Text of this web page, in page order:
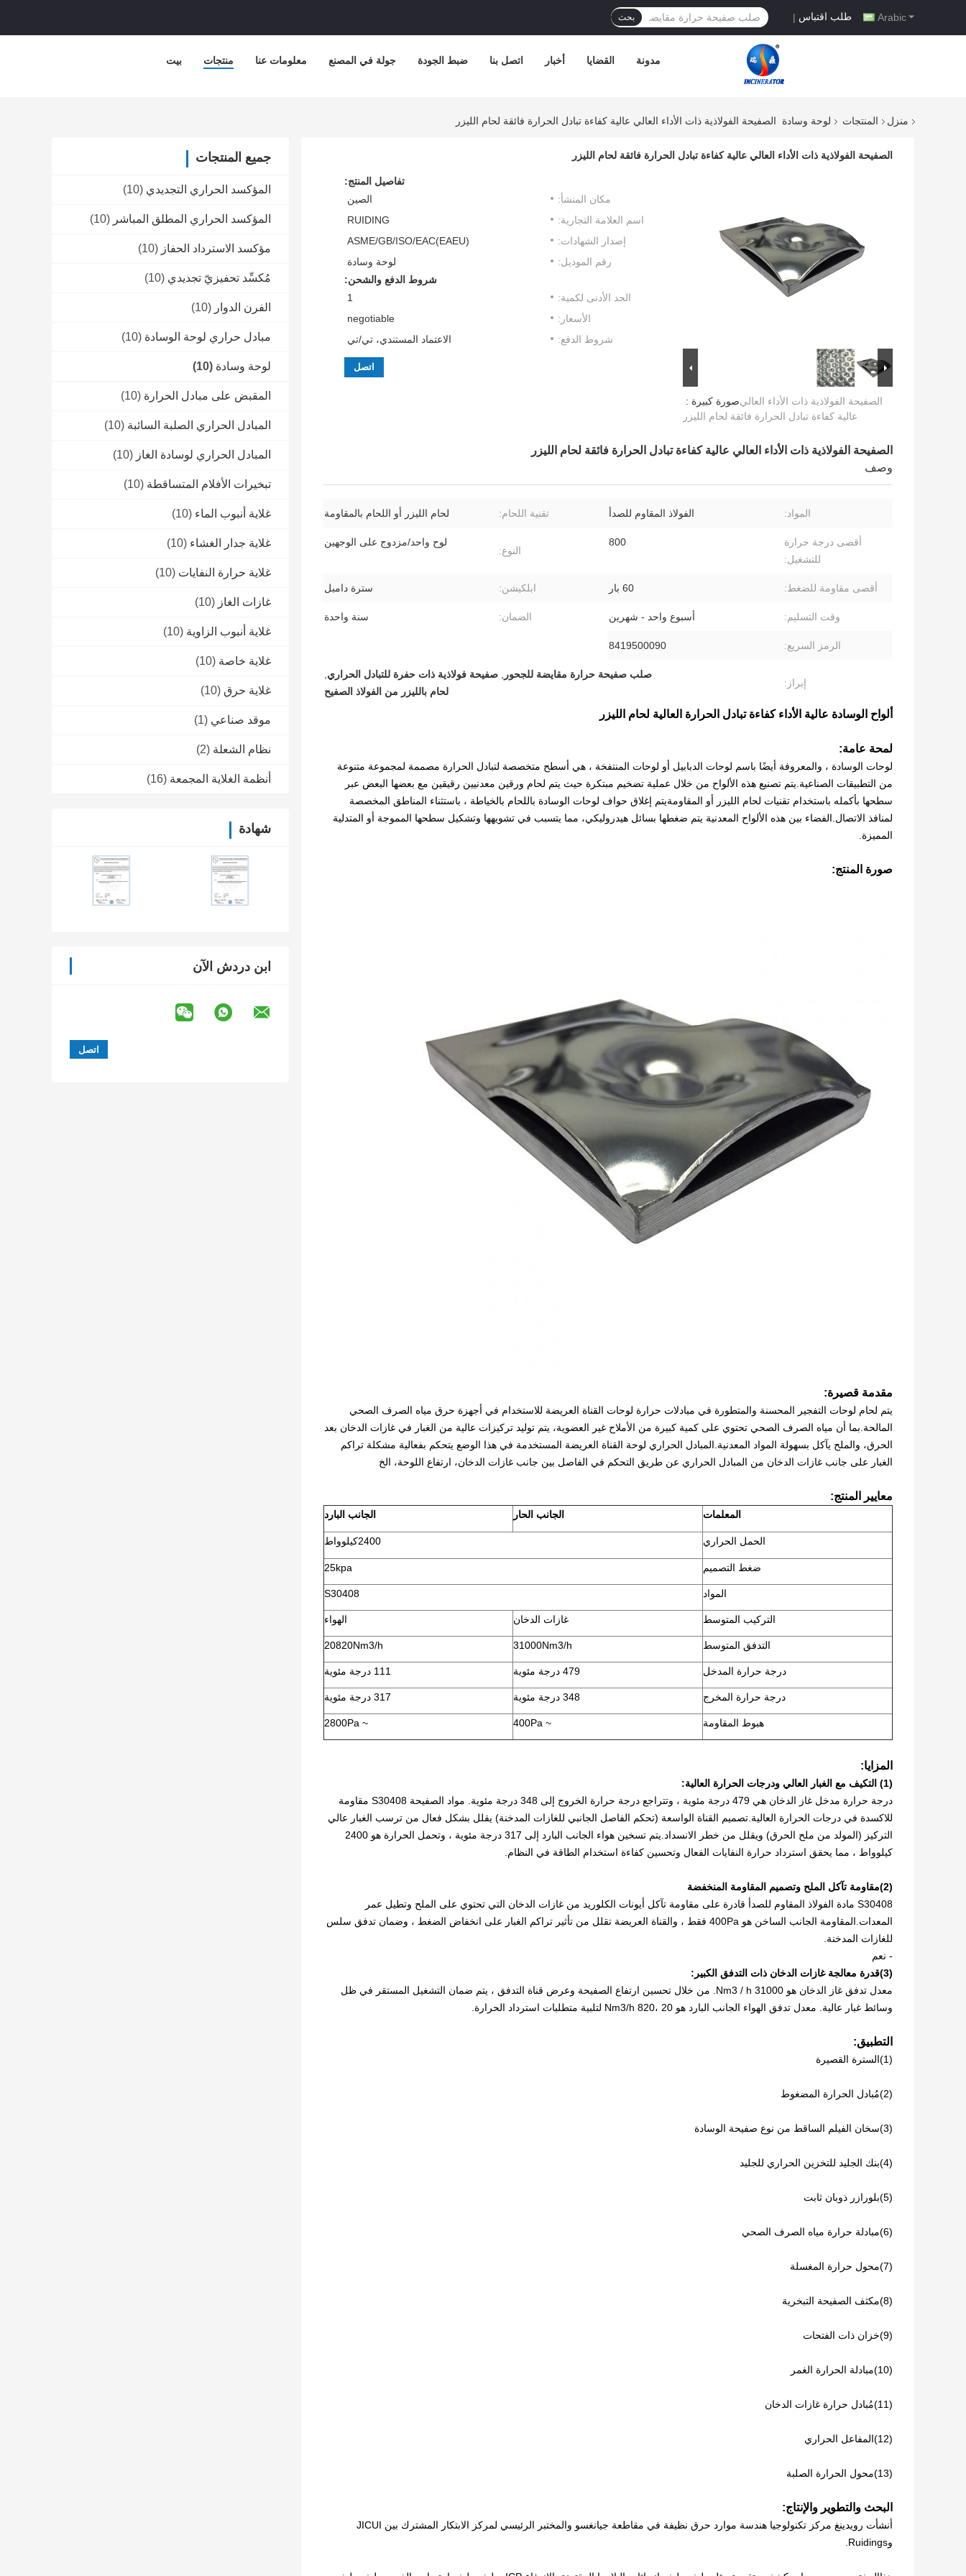
Arabic طلب اقتباس | بحث
بيت منتجات معلومات عنا جولة في المصنع ضبط الجودة اتصل بنا أخبار القضايا مدونة
منزل المنتجات لوحة وسادة الصفيحة الفولاذية ذات الأداء العالي عالية كفاءة تبادل الحرارة فائقة لحام الليزر
جميع المنتجات
المؤكسد الحراري التجديدي (10)
المؤكسد الحراري المطلق المباشر (10)
مؤكسد الاسترداد الحفاز (10)
مُكسِّد تحفيزيّ تجديدي (10)
الفرن الدوار (10)
مبادل حراري لوحة الوسادة (10)
لوحة وسادة (10)
المقبض على مبادل الحرارة (10)
المبادل الحراري الصلبة السائبة (10)
المبادل الحراري لوسادة الغاز (10)
تبخيرات الأفلام المتساقطة (10)
غلاية أنبوب الماء (10)
غلاية جدار الغشاء (10)
غلاية حرارة النفايات (10)
غازات الغاز (10)
غلاية أنبوب الزاوية (10)
غلاية خاصة (10)
غلاية حرق (10)
موقد صناعي (1)
نظام الشعلة (2)
أنظمة الغلاية المجمعة (16)
شهادة
ابن دردش الآن
الصفيحة الفولاذية ذات الأداء العالي عالية كفاءة تبادل الحرارة فائقة لحام الليزر
صورة كبيرة :الصفيحة الفولاذية ذات الأداء العالي
عالية كفاءة تبادل الحرارة فائقة لحام الليزر
تفاصيل المنتج:
مكان المنشأ:
الصين
اسم العلامة التجارية:
RUIDING
إصدار الشهادات:
ASME/GB/ISO/EAC(EAEU)
رقم الموديل:
لوحة وسادة
شروط الدفع والشحن:
الحد الأدنى لكمية:
1
الأسعار:
negotiable
شروط الدفع:
الاعتماد المستندي، تي/تي
اتصل
الصفيحة الفولاذية ذات الأداء العالي عالية كفاءة تبادل الحرارة فائقة لحام الليزر
وصف
المواد: الفولاذ المقاوم للصدأ تقنية اللحام: لحام الليزر أو اللحام بالمقاومة
أقصى درجة حرارة
للتشغيل:
800
النوع:
لوح واحد/مزدوج على الوجهين
أقصى مقاومة للضغط: 60 بار ابلكيشن: سترة دامبل
وقت التسليم: أسبوع واحد - شهرين الضمان: سنة واحدة
الرمز السريع: 8419500090
إبراز:
صلب صفيحة حرارة مقايضة للجحور , صفيحة فولاذية ذات حفرة للتبادل الحراري,
لحام بالليزر من الفولاذ الصفيح
ألواح الوسادة عالية الأداء كفاءة تبادل الحرارة العالية لحام الليزر
لمحة عامة:
لوحات الوسادة ، والمعروفة أيضًا باسم لوحات الدبابيل أو لوحات المنتفخة ، هي أسطح متخصصة لتبادل الحرارة مصممة لمجموعة متنوعة
من التطبيقات الصناعية.يتم تصنيع هذه الألواح من خلال عملية تضخيم مبتكرة حيث يتم لحام ورقين معدنيين رقيقين مع بعضها البعض عبر
سطحها بأكمله باستخدام تقنيات لحام الليزر أو المقاومةيتم إغلاق حواف لوحات الوسادة باللحام بالخياطة ، باستثناء المناطق المخصصة
لمنافذ الاتصال.الفضاء بين هذه الألواح المعدنية يتم ضغطها بسائل هيدروليكي، مما يتسبب في تشويهها وتشكيل سطحها المموجة أو المتدلية
المميزة.
صورة المنتج:
مقدمة قصيرة:
يتم لحام لوحات التفجير المحسنة والمتطورة في مبادلات حرارة لوحات القناة العريضة للاستخدام في أجهزة حرق مياه الصرف الصحي
المالحة.بما أن مياه الصرف الصحي تحتوي على كمية كبيرة من الأملاح غير العضوية، يتم توليد تركيزات عالية من الغبار في غازات الدخان بعد
الحرق، والملح يآكل بسهولة المواد المعدنية.المبادل الحراري لوحة القناة العريضة المستخدمة في هذا الوضع يتحكم بفعالية مشكلة تراكم
الغبار على جانب غازات الدخان من المبادل الحراري عن طريق التحكم في الفاصل بين جانب غازات الدخان، ارتفاع اللوحة، الخ
معايير المنتج:
المعلمات الجانب الحار الجانب البارد
الحمل الحراري 2400كيلوواط
ضغط التصميم 25kpa
المواد S30408
التركيب المتوسط غازات الدخان الهواء
التدفق المتوسط 31000Nm3/h
20820Nm3/h
درجة حرارة المدخل 479 درجة مئوية 111 درجة مئوية
درجة حرارة المخرج 348 درجة مئوية 317 درجة مئوية
هبوط المقاومة ~ 400Pa
~ 2800Pa
المزايا:
(1)
التكيف مع الغبار العالي ودرجات الحرارة العالية:
درجة حرارة مدخل غاز الدخان هي 479 درجة مئوية ، وتتراجع درجة حرارة الخروج إلى 348 درجة مئوية. مواد الصفيحة S30408 مقاومة
للاكسدة في درجات الحرارة العالية.تصميم القناة الواسعة (تحكم الفاصل الجانبي للغازات المدخنة) يقلل بشكل فعال من ترسب الغبار عالي
التركيز (المولد من ملح الحرق) ويقلل من خطر الانسداد.
يتم تسخين هواء الجانب البارد إلى 317 درجة مئوية ، وتحمل الحرارة هو 2400
كيلوواط ، مما يحقق استرداد حرارة النفايات الفعال وتحسين كفاءة استخدام الطاقة في النظام.
(2)
مقاومة تآكل الملح وتصميم المقاومة المنخفضة
S30408 مادة الفولاذ المقاوم للصدأ قادرة على مقاومة تآكل أيونات الكلوريد من غازات الدخان التي تحتوي على الملح وتطيل عمر
المعدات.
المقاومة الجانب الساخن هو 400Pa فقط ، والقناة العريضة تقلل من تأثير تراكم الغبار على انخفاض الضغط ، وضمان تدفق سلس
للغازات المدخنة.
- نعم
(3)
قدرة معالجة غازات الدخان ذات التدفق الكبير:
معدل تدفق غاز الدخان هو 31000 Nm3 / h. من خلال تحسين ارتفاع الصفيحة وعرض قناة التدفق ، يتم ضمان التشغيل المستقر في ظل
وسائط غبار عالية. معدل تدفق الهواء الجانب البارد هو 20 ،820 Nm3/h لتلبية متطلبات استرداد الحرارة.
التطبيق:
(1) السترة القصيرة
(2) مُبادل الحرارة المضغوط
(3) سخان الفيلم الساقط من نوع صفيحة الوسادة
(4) بنك الجليد للتخزين الحراري للجليد
(5) بلورازر ذوبان ثابت
(6) مبادلة حرارة مياه الصرف الصحي
(7) محول حرارة المغسلة
(8) مكثف الصفيحة التبخرية
(9) خزان ذات الفتحات
(10) مبادلة الحرارة الغمر
(11) مُبادل حرارة غازات الدخان
(12) المفاعل الحراري
(13) محول الحرارة الصلبة
البحث والتطوير والإنتاج:
أنشأت رويدينغ مركز تكنولوجيا هندسة موارد حرق نظيفة في مقاطعة جيانغسو والمختبر الرئيسي لمركز الابتكار المشترك بين JICUI
وRuidings.